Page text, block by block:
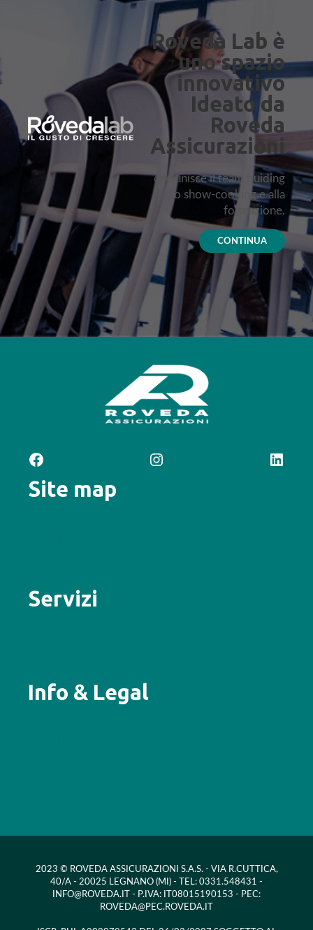
Roveda Lab è
uno spazio
innovativo
Ideato da
Roveda
Assicurazioni
che unisce il team buiding
allo show-cooking e alla
formazione.
CONTINUA
Facebook Instagram LinkedIn
Site map
Servizi
Info & Legal
2023 © ROVEDA ASSICURAZIONI S.A.S. - VIA R.CUTTICA,
40/A - 20025 LEGNANO (MI) - TEL: 0331.548431 -
INFO@ROVEDA.IT - P.IVA: IT08015190153 - PEC:
ROVEDA@PEC.ROVEDA.IT